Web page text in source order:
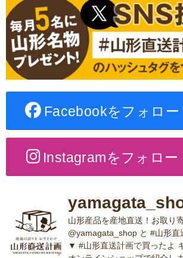
Facebookをフォロー
Instagramをフォロー
山形産品を産地直送！お取り
@yamagata_shop と #山形
▼ #山形直送計画で買ったよ